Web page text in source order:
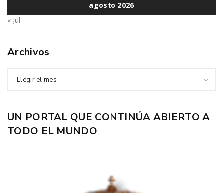
agosto 2026
« Jul
Archivos
Elegir el mes
UN PORTAL QUE CONTINÚA ABIERTO A
TODO EL MUNDO